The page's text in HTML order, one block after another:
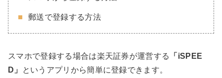
郵送で登録する方法
スマホで登録する場合は楽天証券が運営する
「iSPEE
D」
というアプリから簡単に登録できます。